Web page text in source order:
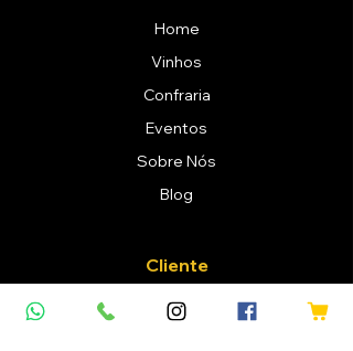
Home
Vinhos
Confraria
Eventos
Sobre Nós
Blog
Cliente
Login / Registre-se